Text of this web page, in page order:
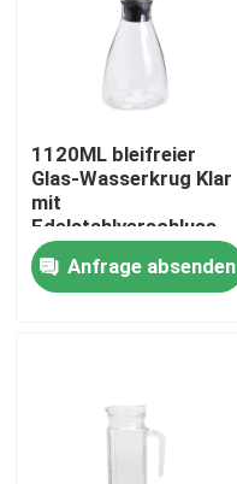
Werksbesichtigung
Kontakt mit uns
Bitte um ein Angebot
Glasdiffusor-Flaschen
1120ML bleifreier
Glas-Wasserkrug Klar
mit
Edelstahlverschluss
Anfrage absenden